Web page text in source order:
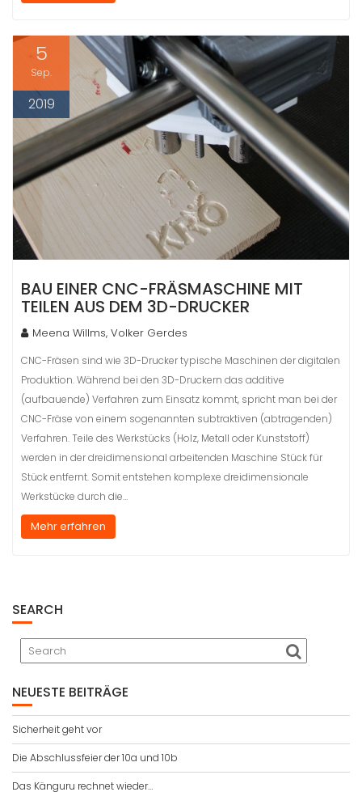
5
Sep.
2019
BAU EINER CNC-FRÄSMASCHINE MIT
TEILEN AUS DEM 3D-DRUCKER
Meena Willms, Volker Gerdes
CNC-Fräsen sind wie 3D-Drucker typische Maschinen der digitalen
Produktion. Während bei den 3D-Druckern das additive
(aufbauende) Verfahren zum Einsatz kommt, spricht man bei der
CNC-Fräse von einem sogenannten subtraktiven (abtragenden)
Verfahren. Teile des Werkstücks (Holz, Metall oder Kunststoff)
werden in der dreidimensional arbeitenden Maschine Stück für
Stück entfernt. Somit entstehen komplexe dreidimensionale
Werkstücke durch die…
Mehr erfahren
SEARCH
NEUESTE BEITRÄGE
Sicherheit geht vor
Die Abschlussfeier der 10a und 10b
Das Känguru rechnet wieder…